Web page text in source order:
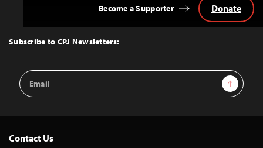
Top
Subscribe to CPJ Newsletters:
Email
Address
Sign Up
Become a Supporter Donate
Contact Us